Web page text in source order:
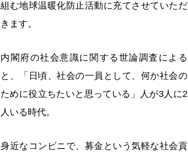
組む地球温暖化防止活動に充てさせていただ
きます。
内閣府の社会意識に関する世論調査による
と、「日頃、社会の一員として、何か社会の
ために役立ちたいと思っている」人が3人に2
人いる時代。
身近なコンビニで、募金という気軽な社会貢